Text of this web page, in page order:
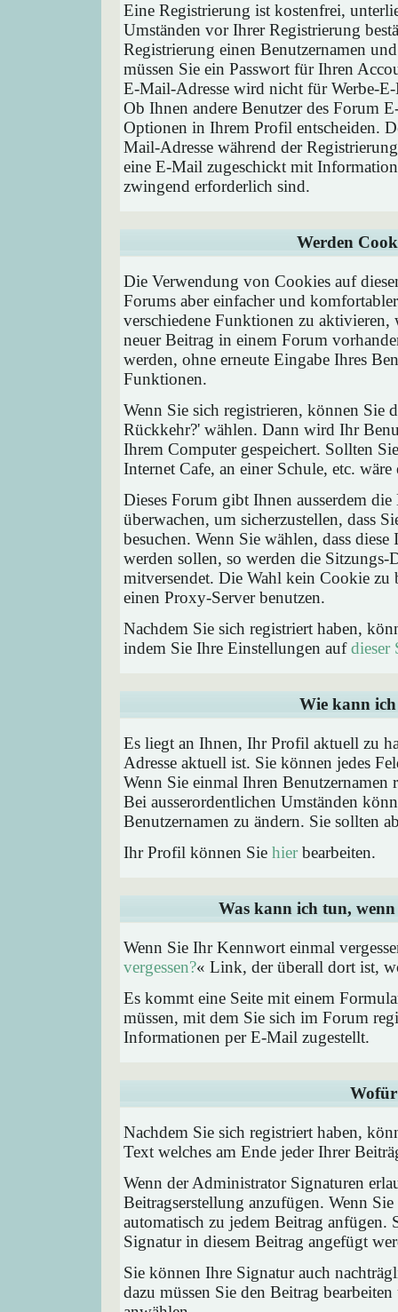
Eine Registrierung ist kostenfrei,
Umständen vor Ihrer Registrierung
Registrierung einen Benutzernamen
müssen Sie ein Passwort für Ihren
E-Mail-Adresse wird nicht für Werbe-
Ob Ihnen andere Benutzer des Forum
Optionen in Ihrem Profil entscheiden.
Mail-Adresse während der
eine E-Mail zugeschickt mit
zwingend erforderlich sind.
Werden
Die Verwendung von Cookies auf
Forums aber einfacher und
verschiedene Funktionen zu
neuer Beitrag in einem Forum
werden, ohne erneute Eingabe Ihres
Funktionen.
Wenn Sie sich registrieren, können Sie
Rückkehr?' wählen. Dann wird Ihr
Ihrem Computer gespeichert. Sollten
Internet Cafe, an einer Schule, etc.
Dieses Forum gibt Ihnen ausserdem
überwachen, um sicherzustellen, dass
besuchen. Wenn Sie wählen, dass
werden sollen, so werden die
mitversendet. Die Wahl kein Cookie zu
einen Proxy-Server benutzen.
Nachdem Sie sich registriert haben,
indem Sie Ihre Einstellungen aufdieser
Wie kann
Es liegt an Ihnen, Ihr Profil aktuell zu
Adresse aktuell ist. Sie können jedes
Wenn Sie einmal Ihren
Bei ausserordentlichen Umständen
Benutzernamen zu ändern. Sie sollten
Ihr Profil können Sie hierbearbeiten.
Was kann ich tun, wenn
Wenn Sie Ihr Kennwort einmal
vergessen?« Link, der überall dort ist,
Es kommt eine Seite mit einem
müssen, mit dem Sie sich im Forum
Informationen per E-Mail zugestellt.
Nachdem Sie sich registriert haben,
Text welches am Ende jeder Ihrer
Wenn der Administrator Signaturen
Beitragserstellung anzufügen. Wenn
automatisch zu jedem Beitrag
Signatur in diesem Beitrag angefügt
Sie können Ihre Signatur auch
dazu müssen Sie den Beitrag